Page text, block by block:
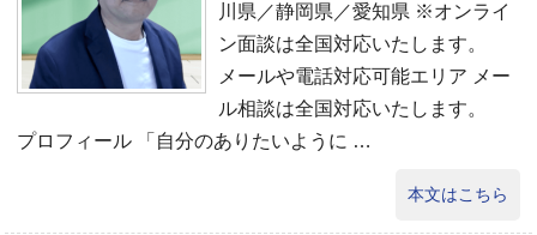
川県／静岡県／愛知県 ※オンライ
ン面談は全国対応いたします。
メールや電話対応可能エリア メー
ル相談は全国対応いたします。
プロフィール 「自分のありたいように …
本文はこちら